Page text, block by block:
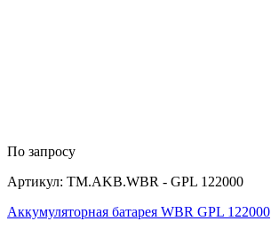
По запросу
Артикул: TM.AKB.WBR - GPL 122000
Аккумуляторная батарея WBR GPL 122000